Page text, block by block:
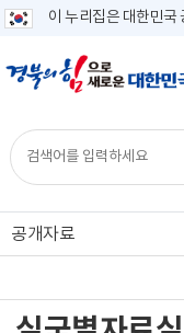
이 누리집은 대한민국
공개자료